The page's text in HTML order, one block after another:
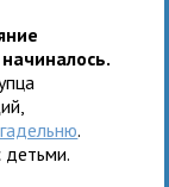
.
детьми.